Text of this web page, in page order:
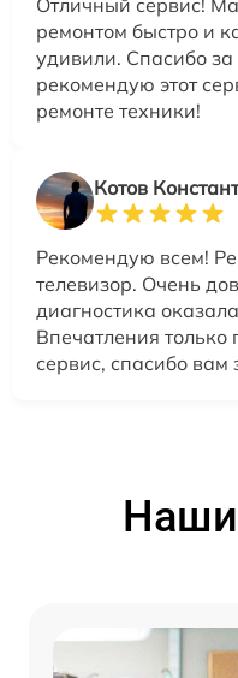
Отличный сервис!
ремонтом быстро и
удивили. Спасибо за
рекомендую этот
ремонте техники!
Котов
Рекомендую всем!
телевизор. Очень
диагностика
Впечатления
сервис, спасибо вам
Наши